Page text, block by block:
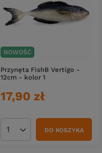
NOWOŚĆ
Przynęta FishB Vertigo -
12cm - kolor 1
17,90 zł
Ilość produktówDO KOSZYKA